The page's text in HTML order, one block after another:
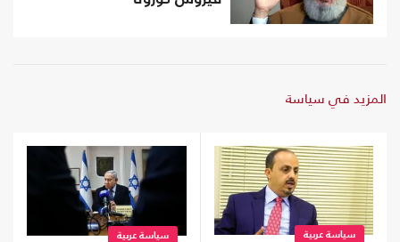
المزيد في سياسة
سياسة عربية سياسة عربية